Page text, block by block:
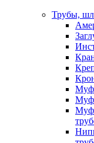
Трубы,